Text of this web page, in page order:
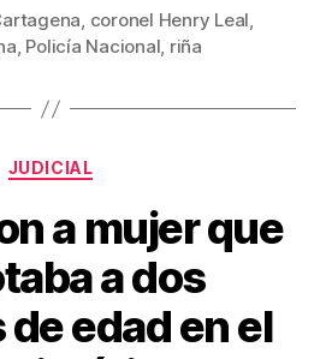
m
p
ar
, coronel Henry Leal,
, Policía Nacional, riña
Categorías
JUDICIAL
a mujer que
a dos
edad en el